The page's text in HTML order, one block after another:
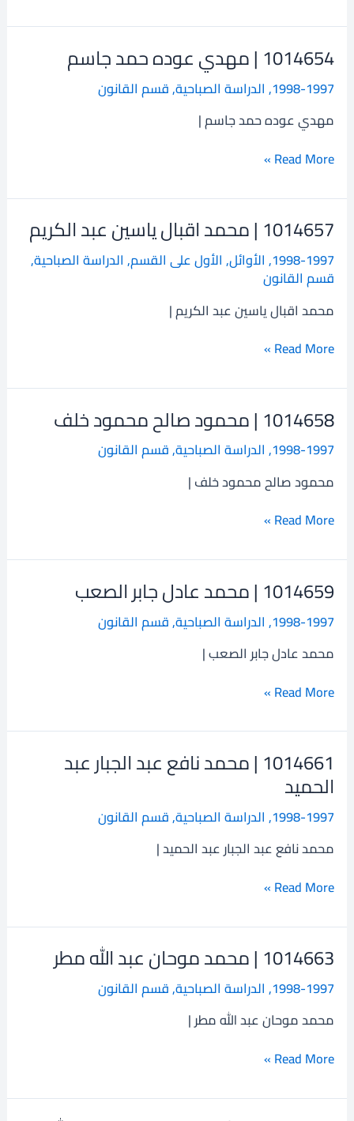
1014654 | مهدي عوده حمد جاسم
1998-1997
, الدراسة الصباحية,قسم القانون
مهدي عوده حمد جاسم |
1014654
مهدي
عوده
حمد
جاسم
Read More »
1014657 | محمد اقبال ياسين عبد الكريم
1998-1997
, الأوائل, الأول على القسم, الدراسة الصباحية,
قسم القانون
محمد اقبال ياسين عبد الكريم |
1014657
محمد
اقبال
ياسين
عبد
الكريم
Read More »
1014658 | محمود صالح محمود خلف
1998-1997
, الدراسة الصباحية,قسم القانون
محمود صالح محمود خلف |
1014658
محمود
صالح
محمود
خلف
Read More »
1014659 | محمد عادل جابر الصعب
1998-1997
, الدراسة الصباحية,قسم القانون
محمد عادل جابر الصعب |
1014659
محمد
عادل
جابر
الصعب
Read More »
1014661 | محمد نافع عبد الجبار عبد
الحميد
1998-1997
, الدراسة الصباحية,قسم القانون
محمد نافع عبد الجبار عبد الحميد |
1014661
|
محمد
نافع
الجبار
الحميد
Read More »
1014663 | محمد موحان عبد الله مطر
1998-1997
, الدراسة الصباحية,قسم القانون
محمد موحان عبد الله مطر |
1014663
محمد
موحان
عبد
الله
مطر
Read More »